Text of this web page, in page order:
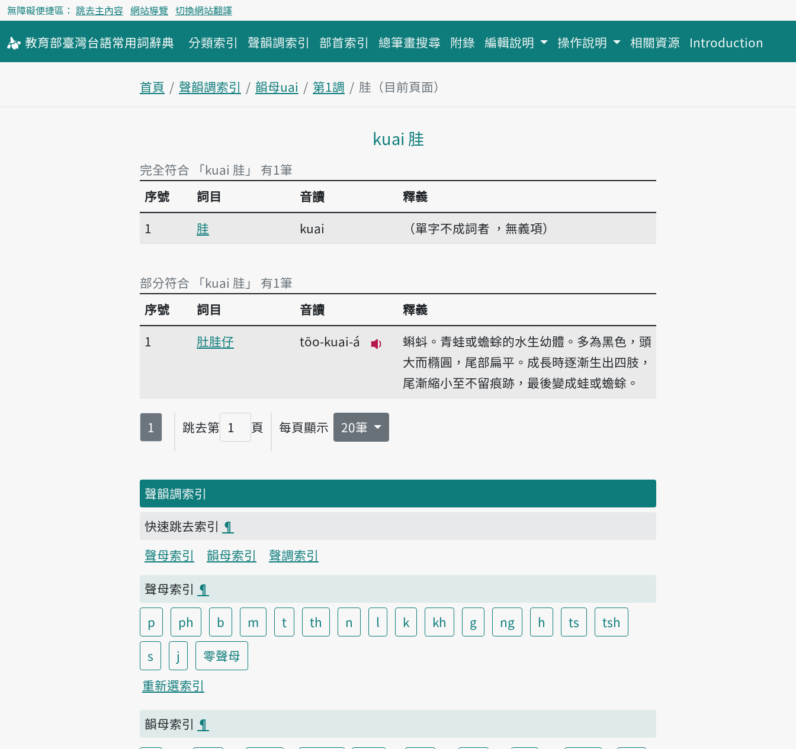
無障礙便捷區： 跳去主內容 網站導覽 切換網站翻譯
教育部臺灣台語常用詞辭典 分類索引 聲韻調索引 部首索引 總筆畫搜尋 附錄 編輯說明 操作說明 相關資源 Introduction
首頁 聲韻調索引 韻母uai 第1調
胿（目前頁面）
kuai 胿
完全符合 「kuai 胿」 有1筆
完全符合 「kuai 胿」 有1筆
序號 詞目 音讀
釋義
1
胿 kuai （單字不成詞者 ，無義項）
部分符合 「kuai 胿」 有1筆
部分符合 「kuai 胿」 有1筆
序號 詞目 音讀
釋義
1
肚胿仔
tōo-kuai-á
播放音讀tōo-kuai-á
蝌蚪。青蛙或蟾蜍的水生幼體。多為黑色，頭
大而橢圓，尾部扁平。成長時逐漸生出四肢，
尾漸縮小至不留痕跡，最後變成蛙或蟾蜍。
第
1 跳去第
頁碼
頁 每頁顯示 20筆
聲韻調索引
快速跳去索引 ¶
聲母索引
韻母索引
聲調索引
聲母索引 ¶
p
ph b m t th n l k kh g ng h ts
tsh
s
j
零聲母
重新選索引
韻母索引 ¶